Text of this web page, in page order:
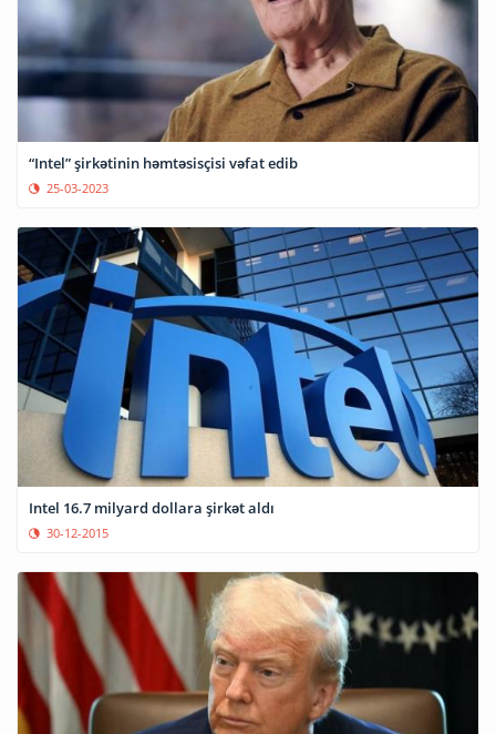
“Intel” şirkətinin həmtəsisçisi vəfat edib
25-03-2023
Intel 16.7 milyard dollara şirkət aldı
30-12-2015